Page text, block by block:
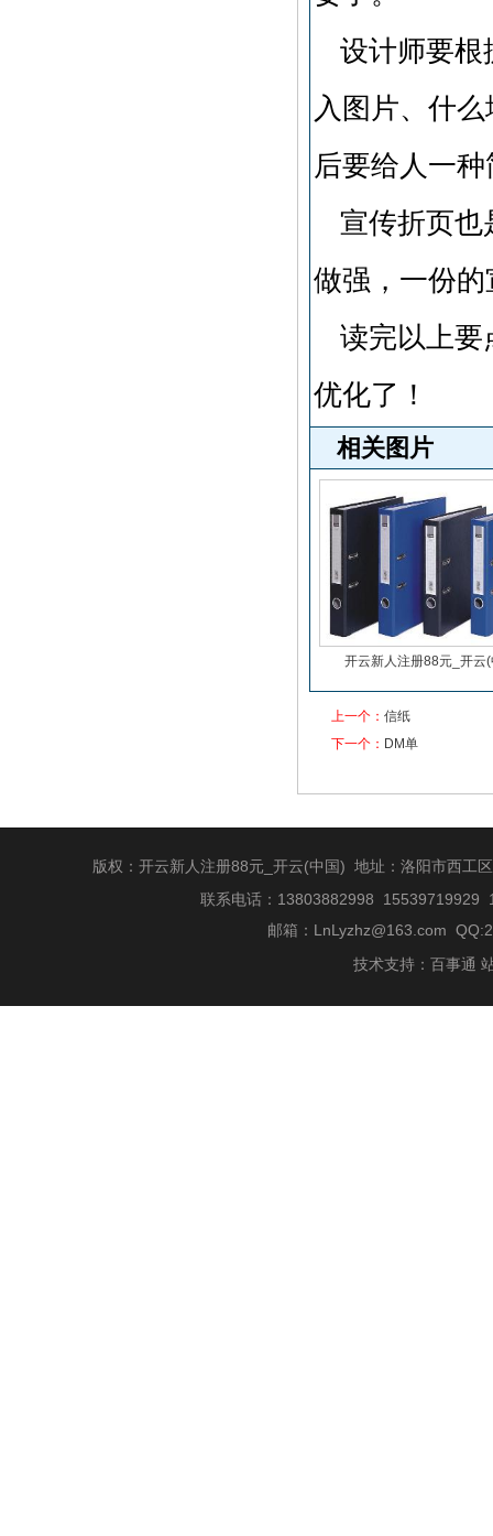
设计师要根
入图片、什
后要给人一
宣传折页
做强，一份
读完以上要
优化了！
相关图片
开云新人注册88元_开云
信纸
上一个： 信纸
下一个： DM单
版权：开云新人注册88元_开云(中国) 地址：洛阳市西工
联系电话：13803882998
邮箱： LnLyzhz@163.com
技术支持： 百事通